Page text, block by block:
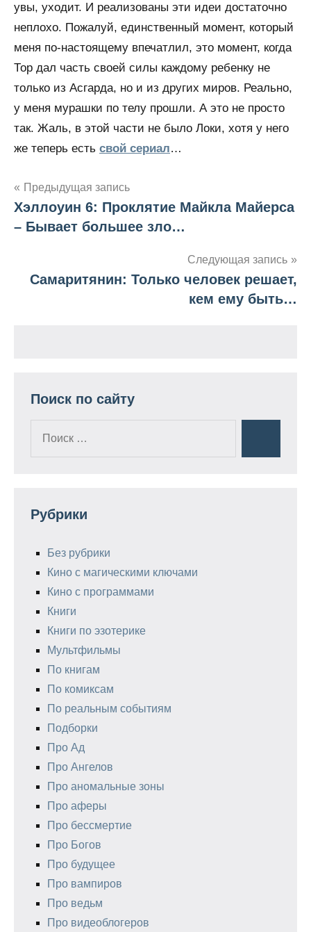
увы, уходит. И реализованы эти идеи достаточно
неплохо. Пожалуй, единственный момент, который
меня по-настоящему впечатлил, это момент, когда
Тор дал часть своей силы каждому ребенку не
только из Асгарда, но и из других миров. Реально,
у меня мурашки по телу прошли. А это не просто
так. Жаль, в этой части не было Локи, хотя у него
же теперь есть свой сериал…
Навигация
по
Предыдущая запись
Хэллоуин 6: Проклятие Майкла Майерса
– Бывает большее зло…
Следующая запись
Самаритянин: Только человек решает,
кем ему быть…
Поиск по сайту
Рубрики
Без рубрики
Кино с магическими ключами
Кино с программами
Книги
Книги по эзотерике
Мультфильмы
По книгам
По комиксам
По реальным событиям
Подборки
Про Ад
Про Ангелов
Про аномальные зоны
Про аферы
Про бессмертие
Про Богов
Про будущее
Про вампиров
Про ведьм
Про видеоблогеров